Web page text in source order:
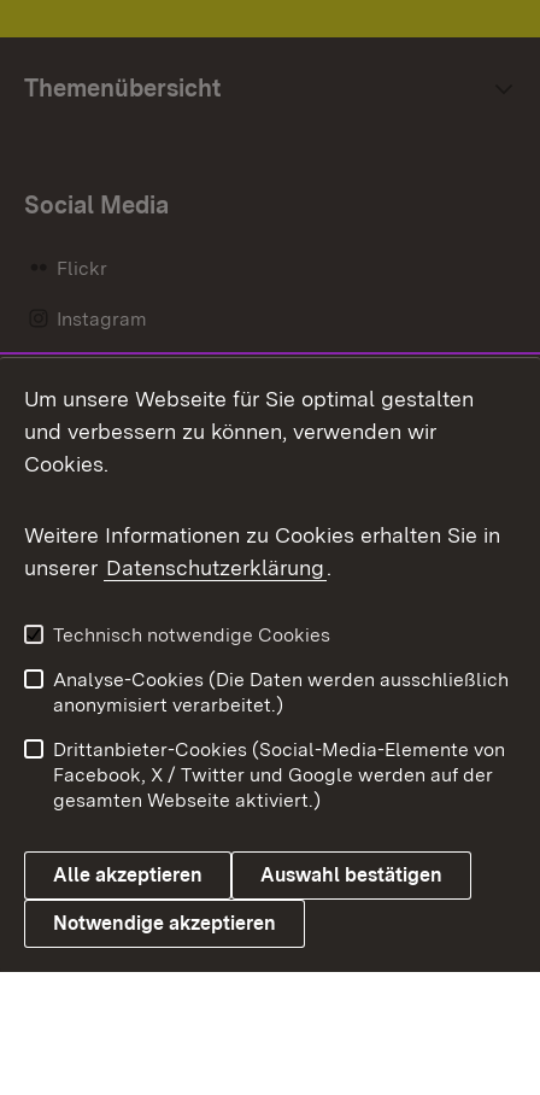
Themenübersicht
Social Media
Flickr
Instagram
Mastodon
Messenger
Social Wall
X / Twitter
Youtube
Link zum Landesportal
Benutzungshinweise
Barrierefreiheit
Datenschutz
Cookies
Um unsere Webseite für Sie optimal gestalten
und verbessern zu können, verwenden wir
Cookies.
Weitere Informationen zu Cookies erhalten Sie in
unserer Datenschutzerklärung.
Technisch notwendige Cookies
Analyse-Cookies (Die Daten werden ausschließlich
anonymisiert verarbeitet.)
Drittanbieter-Cookies (Social-Media-Elemente von
Facebook, X / Twitter und Google werden auf der
gesamten Webseite aktiviert.)
Alle akzeptieren Auswahl bestätigen
Notwendige akzeptieren